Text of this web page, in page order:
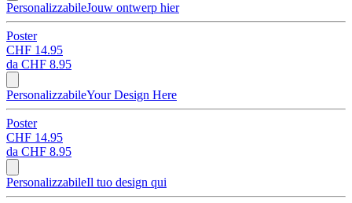
PersonalizzabileJouw ontwerp hier
Poster
CHF 14.95
da CHF 8.95
PersonalizzabileYour Design Here
Poster
CHF 14.95
da CHF 8.95
PersonalizzabileIl tuo design qui